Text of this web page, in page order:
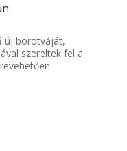
új borotváját,
szereltek fel a